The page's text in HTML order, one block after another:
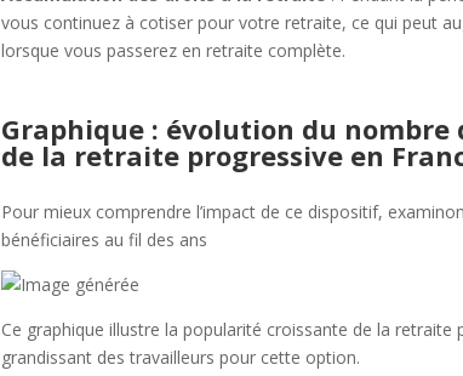
vous continuez à cotiser pour votre retraite, ce qui peut
lorsque vous passerez en retraite complète.
Graphique : évolution du nombre
de la retraite progressive en
Pour mieux comprendre l’impact de ce dispositif,
bénéficiaires au fil des ans
Ce graphique illustre la popularité croissante de la retraite
grandissant des travailleurs pour cette option.